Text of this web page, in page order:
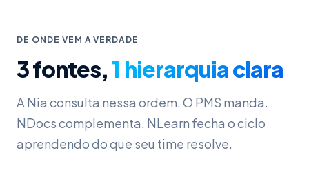
DE ONDE VEM A VERDADE
3 fontes,1 hierarquia clara
A Nia consulta nessa ordem. O PMS manda.
NDocs complementa. NLearn fecha o ciclo
aprendendo do que seu time resolve.